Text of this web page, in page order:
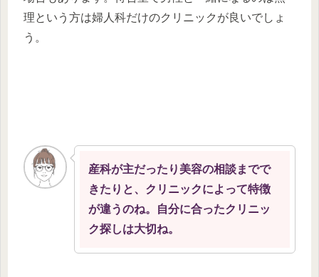
理という方は婦人科だけのクリニックが良いでしょ
う。
産科が主だったり美容の相談までで
きたりと、クリニックによって特徴
が違うのね。自分に合ったクリニッ
ク探しは大切ね。